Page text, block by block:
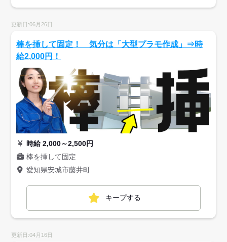
更新日:06月26日
棒を挿して固定！ 気分は「大型プラモ作成」⇒時
給2,000円！
時給 2,000～2,500円
棒を挿して固定
愛知県安城市藤井町
キープする
更新日:04月16日